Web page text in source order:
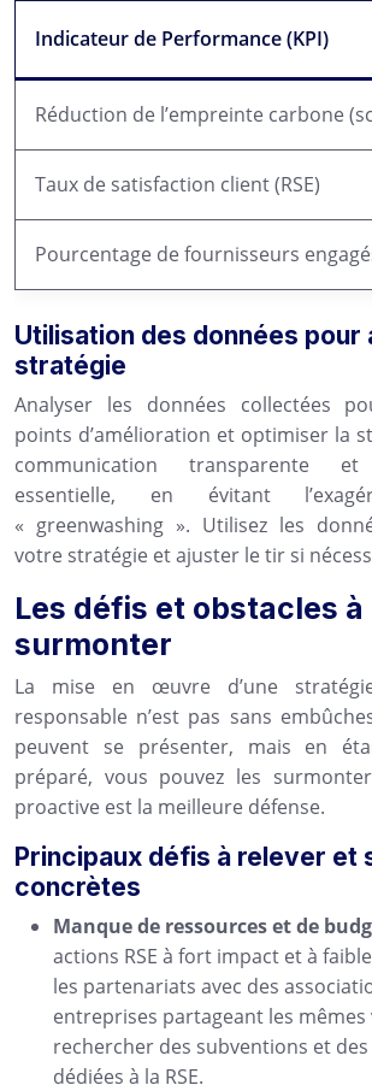
Indicateur de Performance (KPI)
Réduction de l’empreinte carbone
Taux de satisfaction client (RSE)
Pourcentage de fournisseurs
Utilisation des données pour
stratégie
Analyser les données collectées
points d’amélioration et optimiser la
communication transparente
essentielle, en évitant
« greenwashing ». Utilisez les
votre stratégie et ajuster le tir si
Les défis et obstacles à
surmonter
La mise en œuvre d’une
responsable n’est pas sans
peuvent se présenter, mais en
préparé, vous pouvez les
proactive est la meilleure défense.
Principaux défis à relever et
concrètes
Manque de ressources et de
actions RSE à fort impact et à
les partenariats avec des
entreprises partageant les mêmes
rechercher des subventions et
dédiées à la RSE.